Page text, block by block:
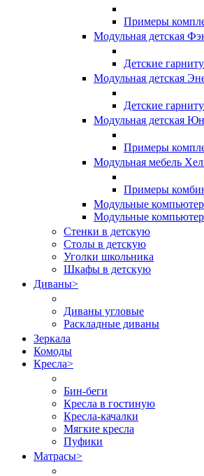
Примеры
Модульная детская
Детские
Модульная детская
Детские
Модульная детская
Примеры
Модульная мебель
Примеры
Модульные
Модульные
Стенки в детскую
Столы в детскую
Уголки школьника
Шкафы в детскую
Диваны>
Диваны угловые
Раскладные диваны
Зеркала
Комоды
Кресла>
Бин-беги
Кресла в гостиную
Кресла-качалки
Мягкие кресла
Пуфики
Матрасы>